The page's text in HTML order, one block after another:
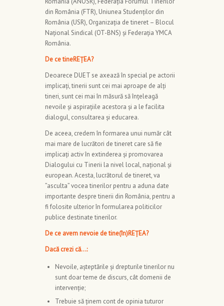
din România (FTR), Uniunea Studenților din
România (USR), Organizația de tineret – Blocul
Național Sindical (OT-BNS) și Federația YMCA
România.
De ce tineREȚEA?
Deoarece DUET se axează în special pe actorii
implicați, tinerii sunt cei mai aproape de alți
tineri, sunt cei mai în măsură să înțeleagă
nevoile și aspirațiile acestora și a le facilita
dialogul, consultarea și educarea.
De aceea, credem în formarea unui număr cât
mai mare de lucrători de tineret care să fie
implicați activ în extinderea şi promovarea
Dialogului cu Tinerii la nivel local, naţional şi
european. Acesta, lucrătorul de tineret, va
”asculta” vocea tinerilor pentru a aduna date
importante despre tinerii din România, pentru a
fi folosite ulterior în formularea politicilor
publice destinate tinerilor.
De ce avem nevoie de tine(în)REȚEA?
Dacă crezi că…:
Nevoile, așteptările şi drepturile tinerilor nu
sunt doar teme de discurs, cât domenii de
intervenție;
Trebuie să ținem cont de opinia tuturor